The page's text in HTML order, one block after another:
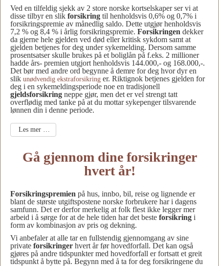
Ved en tilfeldig sjekk av 2 store norske kortselskaper ser vi at
disse tilbyr en slik forsikring til henholdsvis 0,6% og 0,7% i
forsikringspremie av månedlig saldo. Dette utgjør henholdsvis
7,2 % og 8,4 % i årlig forsikringspremie. Forsikringen dekker
da gjerne hele gjelden ved død eller kritisk sykdom samt at
gjelden betjenes for deg under sykemelding. Dersom samme
prosentsatser skulle brukes på et boliglån på f.eks. 2 millioner
hadde års- premien utgjort henholdsvis 144.000,- og 168.000,-.
Det bør med andre ord begynne å demre for deg hvor dyr en
slik unødvendig ekstraforsikring er. Riktignok betjenes gjelden for
deg i en sykemeldingsperiode noe en tradisjonell
gjeldsforsikring neppe gjør, men det er vel strengt tatt
overflødig med tanke på at du mottar sykepenger tilsvarende
lønnen din i denne periode.
Les mer …
Gå gjennom dine forsikringer
hvert år!
Forsikringspremien på hus, innbo, bil, reise og lignende er
blant de største utgiftspostene norske forbrukere har i dagens
samfunn. Det er derfor merkelig at folk flest ikke legger mer
arbeid i å sørge for at de hele tiden har det beste forsikring i
form av kombinasjon av pris og dekning.
Vi anbefaler at alle tar en fullstendig gjennomgang av sine
private forsikringer hvert år før hovedforfall. Det kan også
gjøres på andre tidspunkter med hovedforfall er fortsatt et greit
tidspunkt å bytte på. Begynn med å ta for deg forsikringene du